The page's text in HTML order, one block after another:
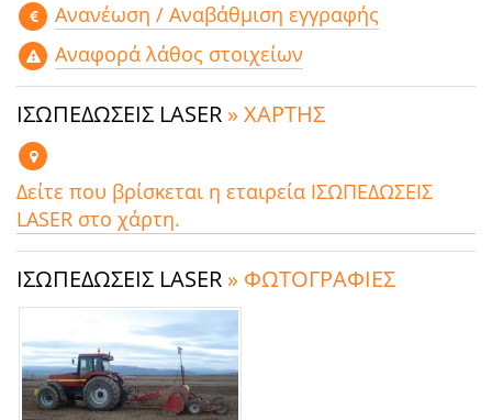
Aνανέωση / Αναβάθμιση εγγραφής
Αναφορά λάθος στοιχείων
ΙΣΩΠΕΔΩΣΕΙΣ LASER » ΧΑΡΤΗΣ
Δείτε που βρίσκεται η εταιρεία ΙΣΩΠΕΔΩΣΕΙΣ
LASER στο χάρτη.
ΙΣΩΠΕΔΩΣΕΙΣ LASER » ΦΩΤΟΓΡΑΦΙΕΣ